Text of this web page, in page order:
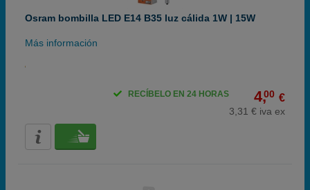
Osram bombilla LED E14 B35 luz cálida 1W | 15W
Más información
4,00 €
3,31 € iva ex
RECÍBELO EN 24 HORAS